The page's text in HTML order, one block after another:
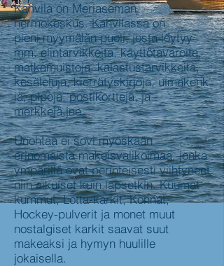
Kahvila on Meriaseman
hermokeskus. Kahvilassa on
pieni myymälän puoli, josta löytyy
mm. elintarvikkeita, käyttötavaroita,
matkamuistoja, kalastustarvikkeita,
kesäleluja, kierrätyskirjoja, uimakenk
iä, pipoja, postikortteja, ja -
merkkejä jne.
Unohtaa ei sovi myöskään
erinomaista makeisvalikoimaa, jonka
ympärillä ovat perinteisesti viihtyneet
niin aikuiset kuin lapsetkin. Kuumat
kummut, Lotta-karkit, Konnat,
Hockey-pulverit ja monet muut
nostalgiset karkit saavat suut
makeaksi ja hymyn huulille
jokaisella.